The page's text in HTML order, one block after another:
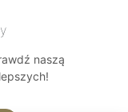
naszą